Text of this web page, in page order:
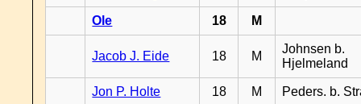
Ole 18 M
Jacob J. Eide 18 M
Johnsen b.
Hjelmeland
Jon P. Holte 18 M Peders. b.